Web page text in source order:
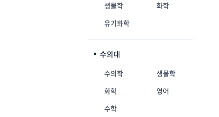
생물학
화학
유기화학
수의대
수의학
생물학
화학
영어
수학